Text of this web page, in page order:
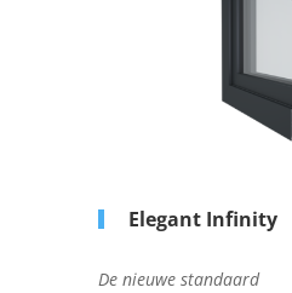
Elegant Infinity
De nieuwe standaard